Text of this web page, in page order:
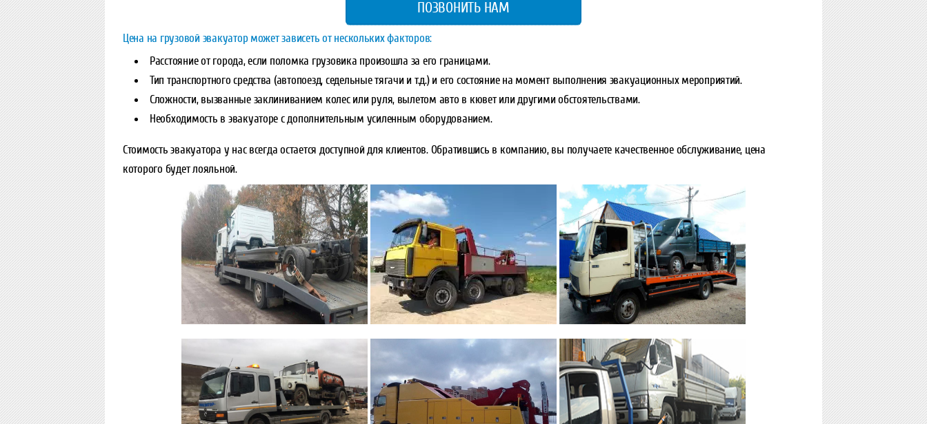
ПОЗВОНИТЬ НАМ
Цена на грузовой эвакуатор может зависеть от нескольких факторов:
Расстояние от города, если поломка грузовика произошла за его границами.
Тип транспортного средства (автопоезд, седельные тягачи и т.д.) и его состояние на момент выполнения эвакуационных мероприятий.
Сложности, вызванные заклиниванием колес или руля, вылетом авто в кювет или другими обстоятельствами.
Необходимость в эвакуаторе с дополнительным усиленным оборудованием.
Стоимость эвакуатора у нас всегда остается доступной для клиентов. Обратившись в компанию, вы получаете качественное обслуживание, цена
которого будет лояльной.